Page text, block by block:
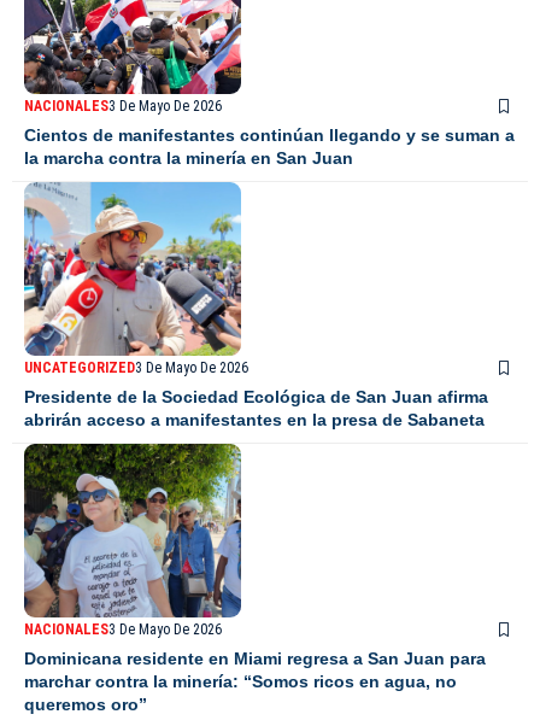
NACIONALES3 De Mayo De 2026
Cientos de manifestantes continúan llegando y se suman a
la marcha contra la minería en San Juan
UNCATEGORIZED3 De Mayo De 2026
Presidente de la Sociedad Ecológica de San Juan afirma
abrirán acceso a manifestantes en la presa de Sabaneta
NACIONALES3 De Mayo De 2026
Dominicana residente en Miami regresa a San Juan para
marchar contra la minería: “Somos ricos en agua, no
queremos oro”